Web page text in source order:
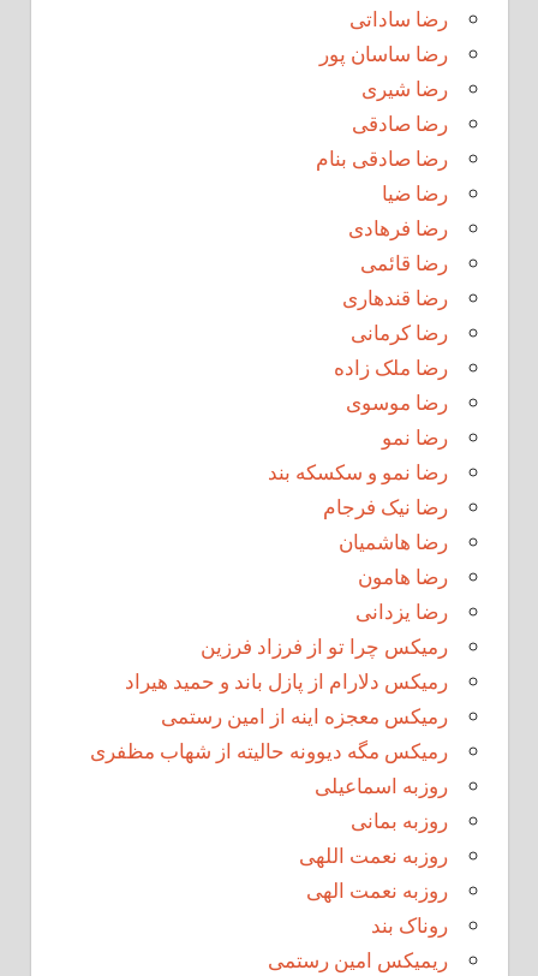
رضا ساداتی
رضا ساسان پور
رضا شیری
رضا صادقی
رضا صادقی بنام
رضا ضیا
رضا فرهادی
رضا قائمی
رضا قندهاری
رضا کرمانی
رضا ملک زاده
رضا موسوی
رضا نمو
رضا نمو و سکسکه بند
رضا نیک فرجام
رضا هاشمیان
رضا هامون
رضا یزدانی
رمیکس چرا تو از فرزاد فرزین
رمیکس دلارام از پازل باند و حمید هیراد
رمیکس معجزه اینه از امین رستمی
رمیکس مگه دیوونه حالیته از شهاب مظفری
روزبه اسماعیلی
روزبه بمانی
روزبه نعمت اللهی
روزبه نعمت الهی
روناک بند
ریمیکس امین رستمی